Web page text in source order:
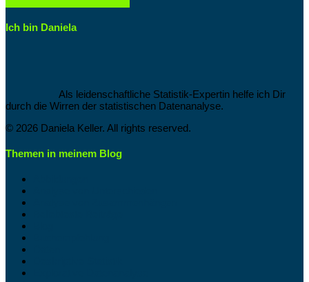
Ich bin Daniela
Als leidenschaftliche Statistik-Expertin helfe ich Dir
durch die Wirren der statistischen Datenanalyse.
© 2026 Daniela Keller. All rights reserved.
Themen in meinem Blog